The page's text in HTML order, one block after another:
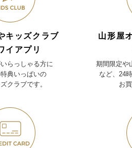
キッズクラブ
イアプリ
らっしゃる方に
典いっぱいの
クラブです。
山形屋
期間限定や
など、24
お